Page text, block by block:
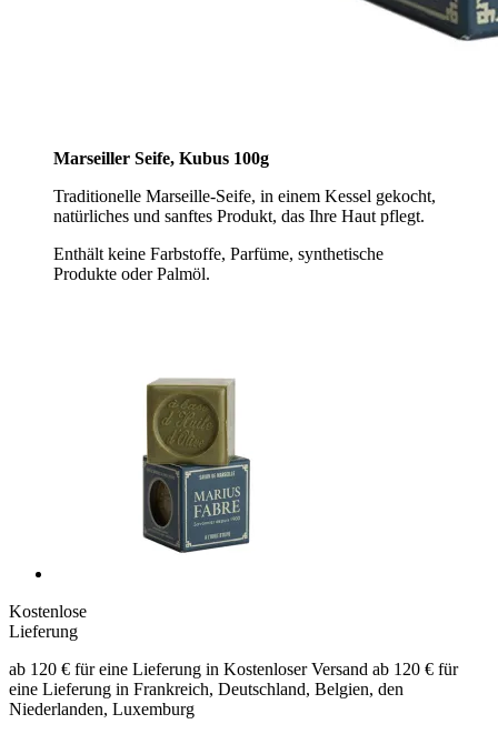
Marseiller Seife, Kubus 100g
Traditionelle Marseille-Seife, in einem Kessel gekocht,
natürliches und sanftes Produkt, das Ihre Haut pflegt.
Enthält keine Farbstoffe, Parfüme, synthetische
Produkte oder Palmöl.
Kostenlose
Lieferung
ab 120 € für eine Lieferung in Kostenloser Versand ab 120 € für
eine Lieferung in Frankreich, Deutschland, Belgien, den
Niederlanden, Luxemburg